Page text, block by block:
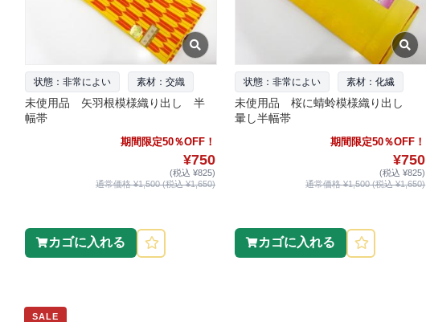
状態：非常によい 素材：交織
未使用品 矢羽根模様織り出し 半
幅帯
期間限定50％OFF！
¥750
(税込 ¥825)
通常価格 ¥1,500 (税込 ¥1,650)
カゴに入れる
状態：非常によい 素材：化繊
未使用品 桜に蜻蛉模様織り出し
暈し半幅帯
期間限定50％OFF！
¥750
(税込 ¥825)
通常価格 ¥1,500 (税込 ¥1,650)
カゴに入れる
SALE